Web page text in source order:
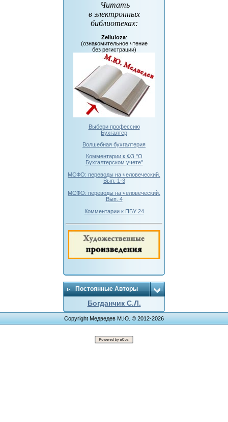
Читать
в электронных
библиотеках:
Zelluloza:
(ознакомительное чтение
без регистрации)
Выбери профессию
Бухгалтер
Волшебная бухгалтерия
Комментарии к ФЗ "О
Бухгалтерском учете"
МСФО: переводы на человеческий.
Вып. 1-3
МСФО: переводы на человеческий.
Вып. 4
Комментарии к ПБУ 24
Постоянные Авторы
Богданчик С.Л.
Copyright Медведев М.Ю. © 2012-2026